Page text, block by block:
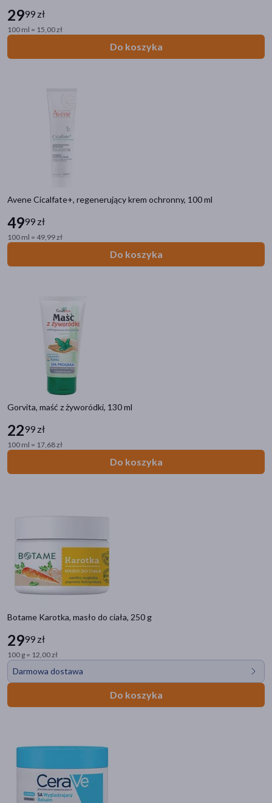
2999 zł
100 ml = 15,00 zł
Do koszyka
Avene Cicalfate+, regenerujący krem ochronny, 100 ml
4999 zł
100 ml = 49,99 zł
Do koszyka
Gorvita, maść z żyworódki, 130 ml
2299 zł
100 ml = 17,68 zł
Do koszyka
Botame Karotka, masło do ciała, 250 g
2999 zł
100 g = 12,00 zł
Darmowa dostawa
Do koszyka